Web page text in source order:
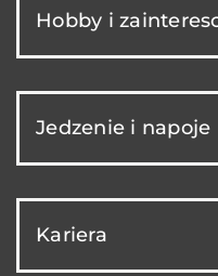
Hobby i
Jedzenie i napoje
Kariera